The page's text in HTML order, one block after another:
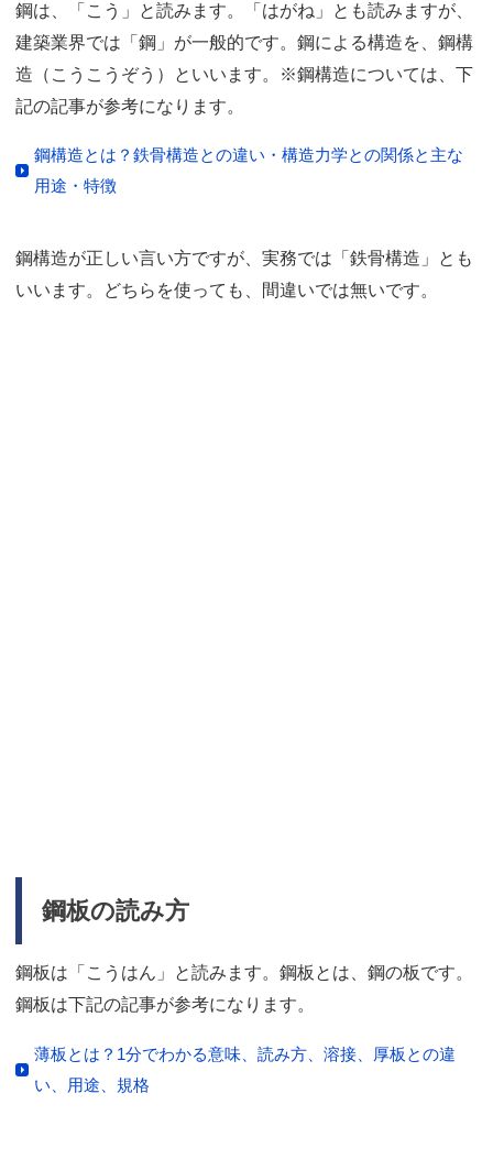
鋼は、「こう」と読みます。「はがね」とも読みますが、
建築業界では「鋼」が一般的です。鋼による構造を、鋼構
造（こうこうぞう）といいます。※鋼構造については、下
記の記事が参考になります。
鋼構造とは？鉄骨構造との違い・構造力学との関係と主な
用途・特徴
鋼構造が正しい言い方ですが、実務では「鉄骨構造」とも
いいます。どちらを使っても、間違いでは無いです。
鋼板の読み方
鋼板は「こうはん」と読みます。鋼板とは、鋼の板です。
鋼板は下記の記事が参考になります。
薄板とは？1分でわかる意味、読み方、溶接、厚板との違
い、用途、規格